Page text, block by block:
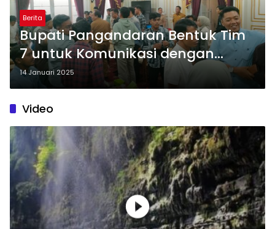
Berita
Bupati Pangandaran Bentuk Tim
7 untuk Komunikasi dengan
Ketua DPD KNPI
14 Januari 2025
Video